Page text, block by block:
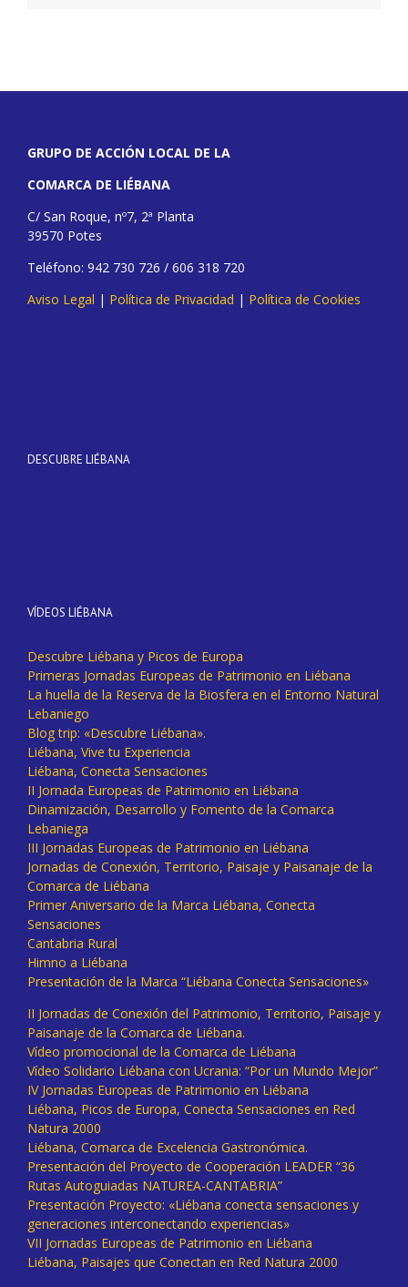
GRUPO DE ACCIÓN LOCAL DE LA
COMARCA DE LIÉBANA
C/ San Roque, nº7, 2ª Planta
39570 Potes
Teléfono: 942 730 726 / 606 318 720
Aviso Legal | Política de Privacidad | Política de Cookies
DESCUBRE LIÉBANA
VÍDEOS LIÉBANA
Descubre Liébana y Picos de Europa
Primeras Jornadas Europeas de Patrimonio en Liébana
La huella de la Reserva de la Biosfera en el Entorno Natural
Lebaniego
Blog trip: «Descubre Liébana».
Liébana, Vive tu Experiencia
Liébana, Conecta Sensaciones
II Jornada Europeas de Patrimonio en Liébana
Dinamización, Desarrollo y Fomento de la Comarca
Lebaniega
III Jornadas Europeas de Patrimonio en Liébana
Jornadas de Conexión, Territorio, Paisaje y Paisanaje de la
Comarca de Liébana
Primer Aniversario de la Marca Liébana, Conecta
Sensaciones
Cantabria Rural
Himno a Liébana
Presentación de la Marca “Liébana Conecta Sensaciones»
II Jornadas de Conexión del Patrimonio, Territorio, Paisaje y
Paisanaje de la Comarca de Liébana.
Vídeo promocional de la Comarca de Liébana
Vídeo Solidario Liébana con Ucrania: “Por un Mundo Mejor”
IV Jornadas Europeas de Patrimonio en Liébana
Liébana, Picos de Europa, Conecta Sensaciones en Red
Natura 2000
Liébana, Comarca de Excelencia Gastronómica.
Presentación del Proyecto de Cooperación LEADER “36
Rutas Autoguiadas NATUREA-CANTABRIA”
Presentación Proyecto: «Liébana conecta sensaciones y
generaciones interconectando experiencias»
VII Jornadas Europeas de Patrimonio en Liébana
Liébana, Paisajes que Conectan en Red Natura 2000